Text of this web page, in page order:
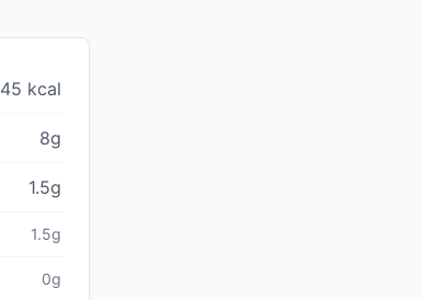
45 kcal
8g
1.5g
1.5g
0g